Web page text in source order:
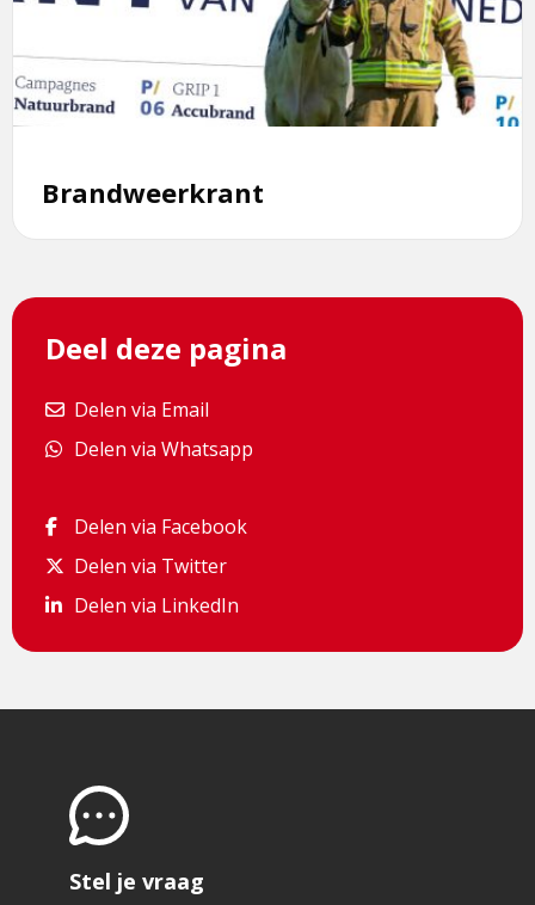
Brandweerkrant
Deel deze pagina
Delen via Email
Delen via Email
Delen via Whatsapp
Delen via Whatsapp
Delen via Facebook
Delen via Facebook
Delen via Twitter
Delen via Twitter
Delen via LinkedIn
Delen via LinkedIn
Stel je vraag